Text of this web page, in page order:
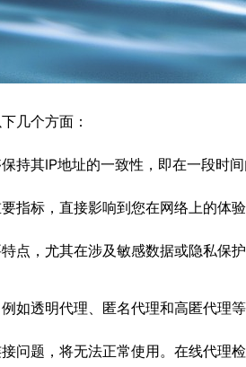
几个方面：
持其IP地址的一致性，即在一段时
指标，直接影响到您在网络上的体
点，尤其在涉及敏感数据或隐私保
如透明代理、匿名代理和高匿代理
问题，将无法正常使用。在线代理